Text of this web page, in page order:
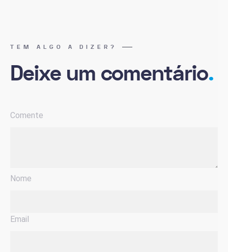
TEM ALGO A DIZER?
Deixe um comentário.
Comente
Nome
Email